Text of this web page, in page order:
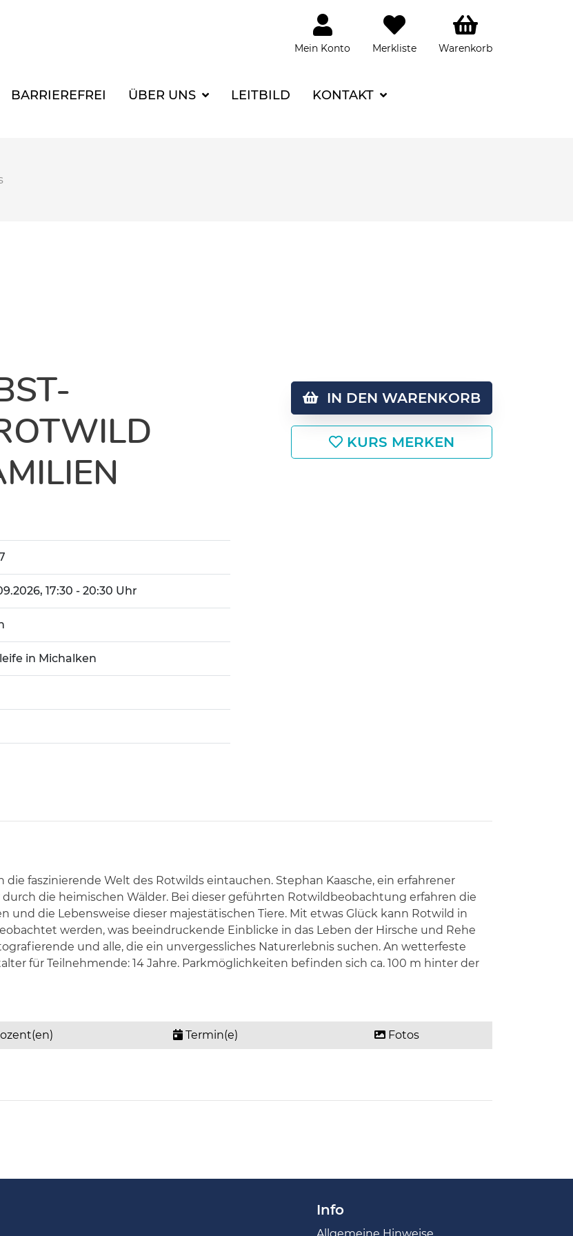
Mein Konto Merkliste Warenkorb
BARRIEREFREI ÜBER UNS LEITBILD KONTAKT
17:30 - 20:30 Uhr
in Michalken
IN DEN WARENKORB
KURS MERKEN
faszinierende Welt des Rotwilds eintauchen. Stephan Kaasche, ein erfahrener
die heimischen Wälder. Bei dieser geführten Rotwildbeobachtung erfahren die
und die Lebensweise dieser majestätischen Tiere. Mit etwas Glück kann Rotwild in
werden, was beeindruckende Einblicke in das Leben der Hirsche und Rehe
und alle, die ein unvergessliches Naturerlebnis suchen. An wetterfeste
für Teilnehmende: 14 Jahre. Parkmöglichkeiten befinden sich ca. 100 m hinter der
Termin(e) Fotos
Info